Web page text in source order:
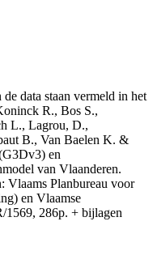
data staan vermeld in het
R., Bos S.,
L., Lagrou, D.,
B., Van Baelen K. &
en
van Vlaanderen.
Vlaams Planbureau voor
en Vlaamse
286p. + bijlagen